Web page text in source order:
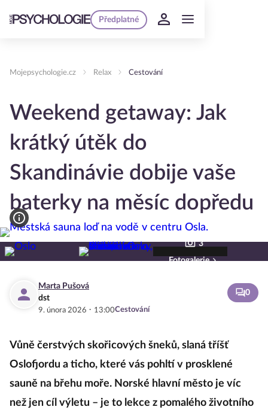
Předplatné
Mojepsychologie.cz Relax Cestování
Weekend getaway: Jak
krátký útěk do
Skandinávie dobije vaše
baterky na měsíc dopředu
3
Fotogalerie
Marta Pušová
dst
9. února 2026 · 13:00Cestování
0
Vůně čerstvých skořicových šneků, slaná tříšť
Oslofjordu a ticho, které vás pohltí v prosklené
sauně na břehu moře. Norské hlavní město je víc
než jen cíl výletu – je to lekce z pomalého životního